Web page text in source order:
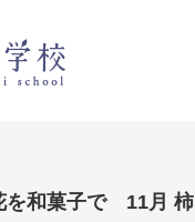
を和菓子で 11月 柿